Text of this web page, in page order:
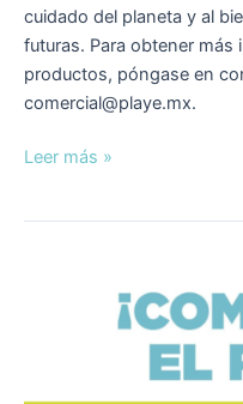
cuidado del planeta y al
futuras. Para obtener más
productos, póngase en
comercial@playe.mx.
Leer más »